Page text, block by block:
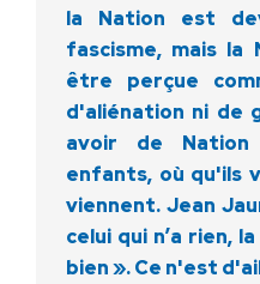
la Nation est
fascisme, mais
être perçue
d'aliénation ni de
avoir de
enfants, où qu'ils
viennent. Jean
celui qui n’a rien,
bien ». Ce n'est